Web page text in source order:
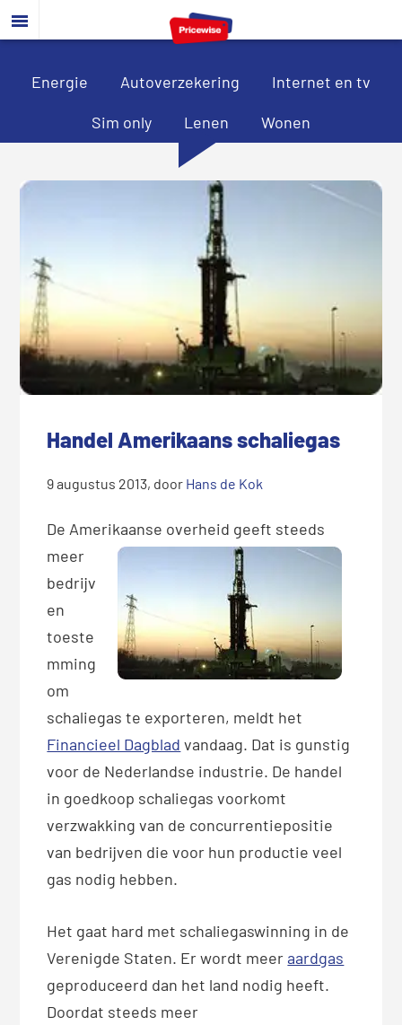
Door
naar
hoofd
Spring
naar
eerste
Spring
naar
voettekst
Energie Autoverzekering Internet en tv
Sim only Lenen Wonen
Handel Amerikaans schaliegas
9 augustus 2013, door Hans de Kok
De Amerikaanse overheid geeft steeds
meer
bedrijv
en
toeste
mming
om
schaliegas te exporteren, meldt het
Financieel Dagblad vandaag. Dat is gunstig
voor de Nederlandse industrie. De handel
in goedkoop schaliegas voorkomt
verzwakking van de concurrentiepositie
van bedrijven die voor hun productie veel
gas nodig hebben.
Het gaat hard met schaliegaswinning in de
Verenigde Staten. Er wordt meeraardgas
geproduceerd dan het land nodig heeft.
Doordat steeds meer